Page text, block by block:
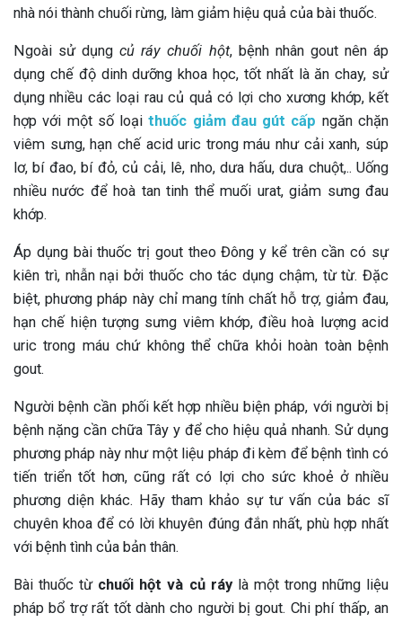
nhà nói thành chuối rừng, làm giảm hiệu quả của bài thuốc.
Ngoài sử dụngcủ ráy chuối hột, bệnh nhân gout nên áp
dụng chế độ dinh dưỡng khoa học, tốt nhất là ăn chay, sử
dụng nhiều các loại rau củ quả có lợi cho xương khớp, kết
hợp với một số loạithuốc giảm đau gút cấp ngăn chặn
viêm sưng, hạn chế acid uric trong máu như cải xanh, súp
lơ, bí đao, bí đỏ, củ cải, lê, nho, dưa hấu, dưa chuột,.. Uống
nhiều nước để hoà tan tinh thể muối urat, giảm sưng đau
khớp.
Áp dụng bài thuốc trị gout theo Đông y kể trên cần có sự
kiên trì, nhẫn nại bởi thuốc cho tác dụng chậm, từ từ. Đặc
biệt, phương pháp này chỉ mang tính chất hỗ trợ, giảm đau,
hạn chế hiện tượng sưng viêm khớp, điều hoà lượng acid
uric trong máu chứ không thể chữa khỏi hoàn toàn bệnh
gout.
Người bệnh cần phối kết hợp nhiều biện pháp, với người bị
bệnh nặng cần chữa Tây y để cho hiệu quả nhanh. Sử dụng
phương pháp này như một liệu pháp đi kèm để bệnh tình có
tiến triển tốt hơn, cũng rất có lợi cho sức khoẻ ở nhiều
phương diện khác. Hãy tham khảo sự tư vấn của bác sĩ
chuyên khoa để có lời khuyên đúng đắn nhất, phù hợp nhất
với bệnh tình của bản thân.
Bài thuốc từ chuối hột và củ ráylà một trong những liệu
pháp bổ trợ rất tốt dành cho người bị gout. Chi phí thấp, an